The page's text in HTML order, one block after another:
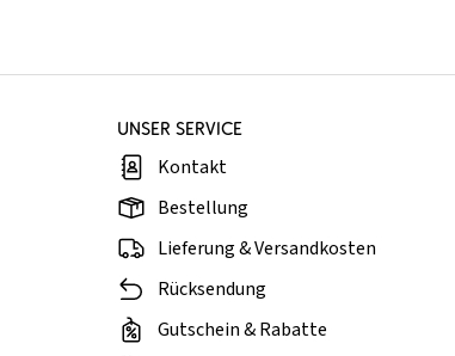
UNSER SERVICE
Kontakt
Bestellung
Lieferung & Versandkosten
Rücksendung
Gutschein & Rabatte